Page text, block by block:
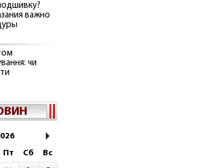
важно
чи
Пт Сб
Вс